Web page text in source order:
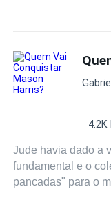
cada conquista
causava em
Brian acaba
Jude havia dado a
fundamental e o
pancadas" para o